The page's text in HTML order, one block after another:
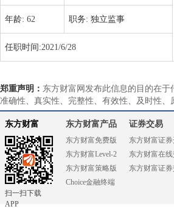
年龄: 62 职务: 独立监事
任职时间:2021/6/28
郑重声明： 东方财富网发布此信息的目的在
准确性、真实性、完整性、有效性、及时性
东方财富
扫一扫下载
APP
东方财富产品
东方财富免费版
东方财富Level-2
东方财富策略版
Choice金融终端
证券交易
东方财富证券
东方财富在线
东方财富证券